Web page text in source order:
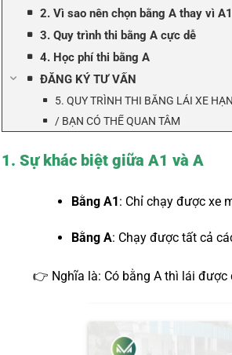
2. Vì sao nên chọn bằng A thay vì
3. Quy trình thi bằng A cực dễ
4. Học phí thi bằng A
ĐĂNG KÝ TƯ VẤN
5. QUY TRÌNH THI BẰNG LÁI XE
/ BẠN CÓ THỂ QUAN TÂM
1. Sự khác biệt giữa A1 và A
Bằng A1 : Chỉ chạy được xe
Bằng A: Chạy được tất cả
👉 Nghĩa là: Có bằng A thì lái được